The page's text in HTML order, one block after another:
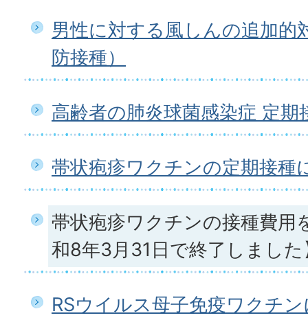
男性に対する風しんの追加的
防接種）
高齢者の肺炎球菌感染症 定期
帯状疱疹ワクチンの定期接種
帯状疱疹ワクチンの接種費用
和8年3月31日で終了しました
RSウイルス母子免疫ワクチ